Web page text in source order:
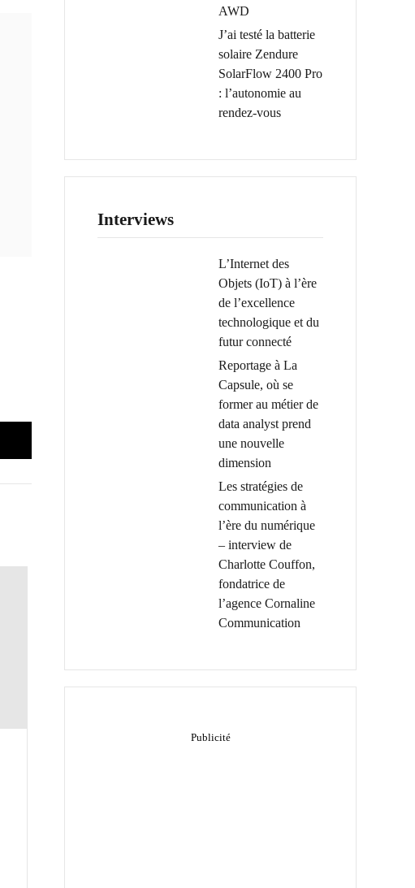
AWD
J’ai testé la batterie
solaire Zendure
SolarFlow 2400 Pro
: l’autonomie au
rendez-vous
Interviews
L’Internet des
Objets (IoT) à l’ère
de l’excellence
technologique et du
futur connecté
Reportage à La
Capsule, où se
former au métier de
data analyst prend
une nouvelle
dimension
Les stratégies de
communication à
l’ère du numérique
– interview de
Charlotte Couffon,
fondatrice de
l’agence Cornaline
Communication